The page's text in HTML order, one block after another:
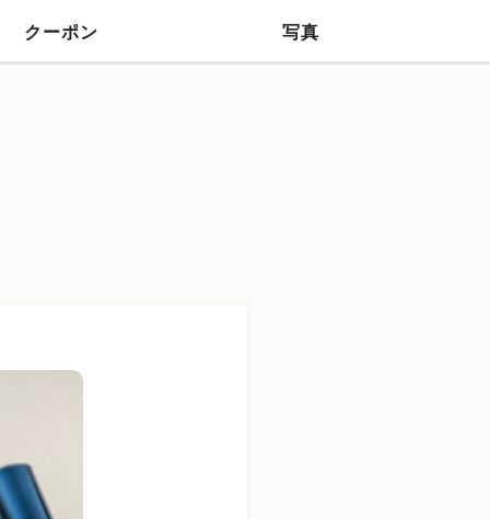
クーポン 写真